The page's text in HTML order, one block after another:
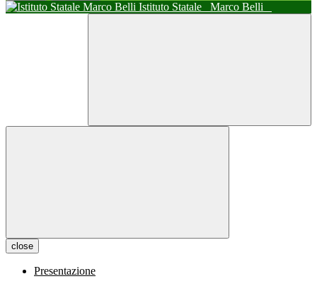
Istituto Statale Marco Belli
close
Presentazione